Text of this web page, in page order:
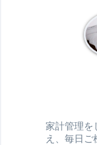
家計管理を
え、毎日ご